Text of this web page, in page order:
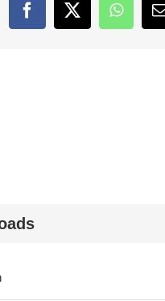
FacebookTwitter